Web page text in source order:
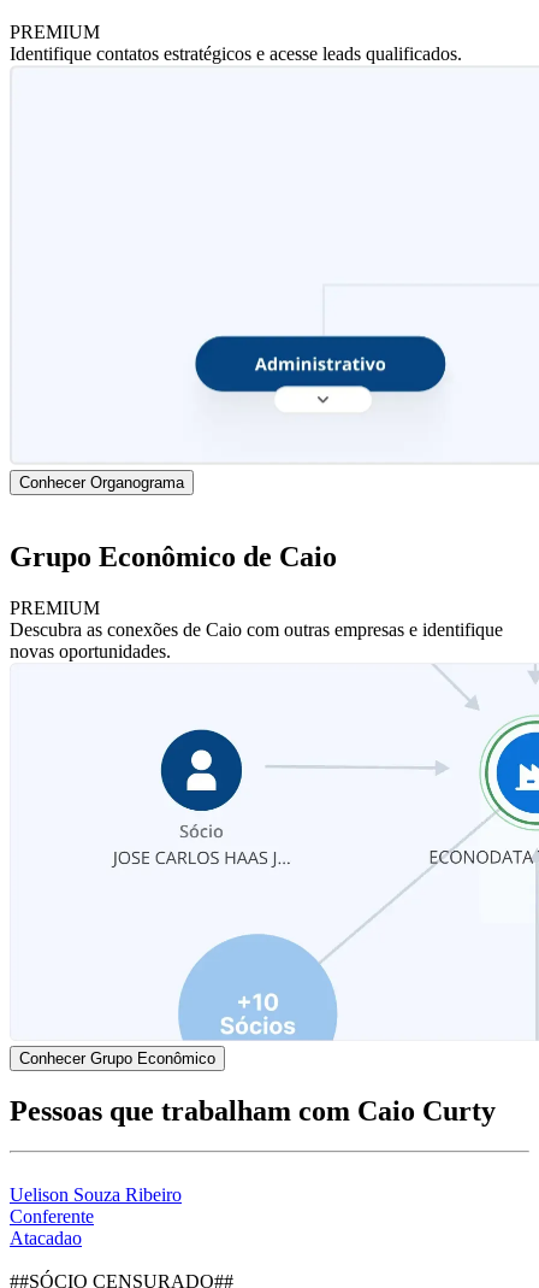
PREMIUM
Identifique contatos estratégicos e acesse leads qualificados.
Conhecer Organograma
Grupo Econômico de Caio
PREMIUM
Descubra as conexões de Caio com outras empresas e identifique
novas oportunidades.
Conhecer Grupo Econômico
Pessoas que trabalham com Caio Curty
Uelison Souza Ribeiro
Conferente
Atacadao
##SÓCIO CENSURADO##